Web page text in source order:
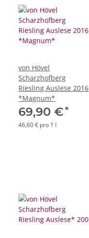
von Hövel
Scharzhofberg
Riesling Auslese 2016
*Magnum*
69,90 €*
46,60 € pro 1 l